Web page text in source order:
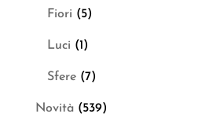
Fiori (5)
Luci (1)
Sfere (7)
Novità (539)